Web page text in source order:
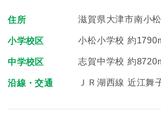
住所 滋賀県大津市南小松
小学校区 小松小学校 約
中学校区 志賀中学校 約
沿線・交通 ＪＲ湖西線 近江舞